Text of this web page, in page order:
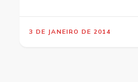
3 DE JANEIRO DE 2014